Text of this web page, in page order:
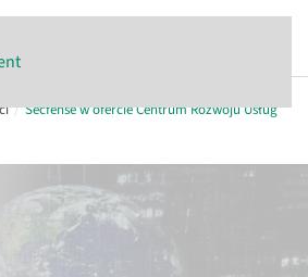
Secfense w ofercie Centrum Rozwoju Usług